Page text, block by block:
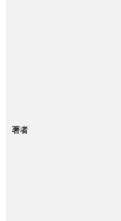
著者